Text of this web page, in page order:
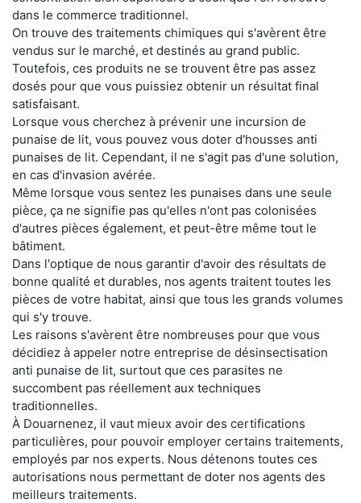
dans le commerce traditionnel.
On trouve des traitements chimiques qui s'avèrent être
vendus sur le marché, et destinés au grand public.
Toutefois, ces produits ne se trouvent être pas assez
dosés pour que vous puissiez obtenir un résultat final
satisfaisant.
Lorsque vous cherchez à prévenir une incursion de
punaise de lit, vous pouvez vous doter d'housses anti
punaises de lit. Cependant, il ne s'agit pas d'une solution,
en cas d'invasion avérée.
Même lorsque vous sentez les punaises dans une seule
pièce, ça ne signifie pas qu'elles n'ont pas colonisées
d'autres pièces également, et peut-être même tout le
bâtiment.
Dans l'optique de nous garantir d'avoir des résultats de
bonne qualité et durables, nos agents traitent toutes les
pièces de votre habitat, ainsi que tous les grands volumes
qui s'y trouve.
Les raisons s'avèrent être nombreuses pour que vous
décidiez à appeler notre entreprise de désinsectisation
anti punaise de lit, surtout que ces parasites ne
succombent pas réellement aux techniques
traditionnelles.
À Douarnenez, il vaut mieux avoir des certifications
particulières, pour pouvoir employer certains traitements,
employés par nos experts. Nous détenons toutes ces
autorisations nous permettant de doter nos agents des
meilleurs traitements.